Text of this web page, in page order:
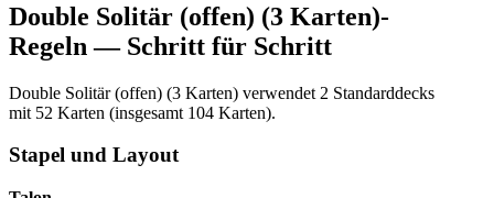
Double Solitär (offen) (3 Karten)-
Regeln — Schritt für Schritt
Double Solitär (offen) (3 Karten) verwendet 2 Standarddecks
mit 52 Karten (insgesamt 104 Karten).
Stapel und Layout